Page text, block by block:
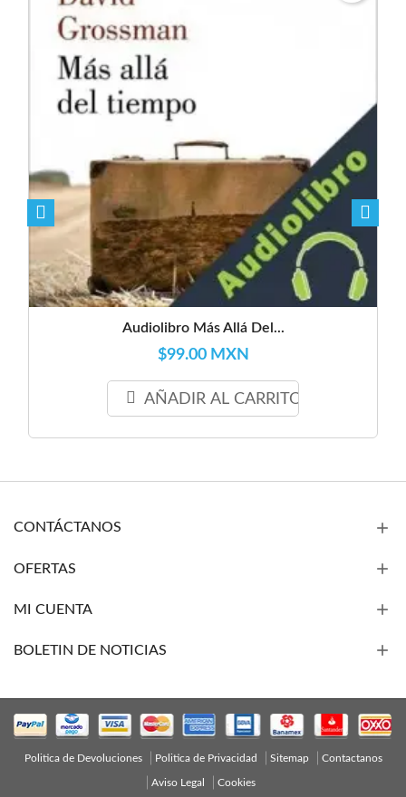
Audiolibro Más Allá Del...
$99.00 MXN
AÑADIR AL CARRITO
CONTÁCTANOS
OFERTAS
MI CUENTA
BOLETIN DE NOTICIAS
Politica de Devoluciones Politica de Privacidad Sitemap Contactanos
Aviso Legal Cookies